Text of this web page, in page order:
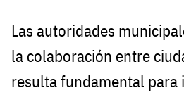
Las autoridades
la colaboración entre
resulta fundamental para